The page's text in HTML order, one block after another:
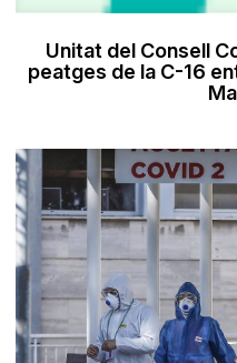
Unitat del Consell
peatges de la C-16